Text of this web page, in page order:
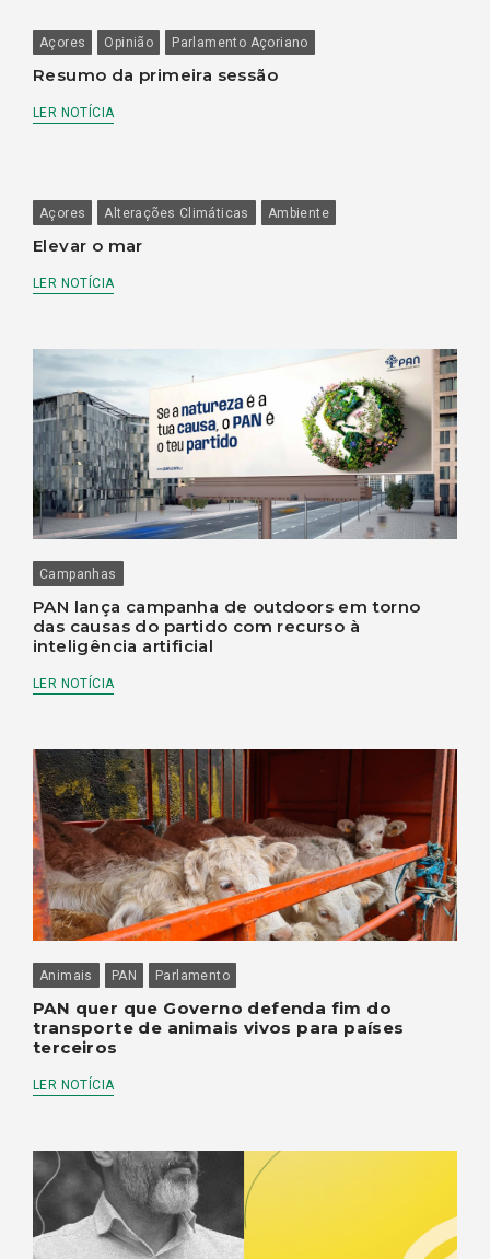
Açores Opinião Parlamento Açoriano
Resumo da primeira sessão
LER NOTÍCIA
Açores Alterações Climáticas Ambiente
Elevar o mar
LER NOTÍCIA
Campanhas
PAN lança campanha de outdoors em torno
das causas do partido com recurso à
inteligência artificial
LER NOTÍCIA
Animais PAN Parlamento
PAN quer que Governo defenda fim do
transporte de animais vivos para países
terceiros
LER NOTÍCIA